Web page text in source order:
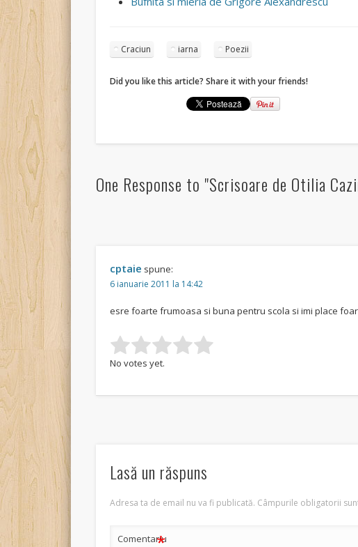
Craciun iarna Poezii
Did you like this article? Share it with your friends!
One Response to "Scrisoare de Otilia
cptaie spune:
6 ianuarie 2011 la 14:42
esre foarte frumoasa si buna pentru scola si imi place
Rate this item: Submit Rating
No votes yet.
Lasă un răspuns
Adresa ta de email nu va fi publicată. Câmpurile obligatorii
Comentariu
*